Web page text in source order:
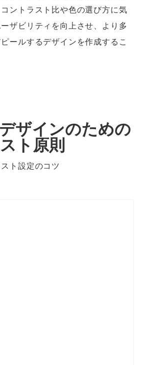
ントラスト比や色の選び方に気
ザビリティを向上させ、より多
ールするデザインを作成するこ
ザインのための
ト原則
ト設定のコツ